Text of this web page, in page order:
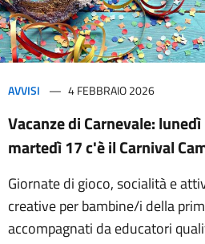
AVVISI 4 FEBBRAIO 2026
Vacanze di Carnevale:
martedì 17 c'è il Carnival
Giornate di gioco, socialità e
creative per bambine/i della
accompagnati da educatori